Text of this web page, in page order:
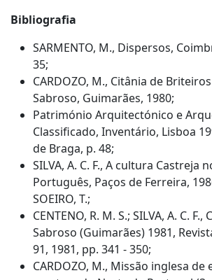
Bibliografia
SARMENTO, M., Dispersos,
35;
CARDOZO, M., Citânia de
Sabroso, Guimarães, 1980;
Património Arquitectónico e
Classificado, Inventário, Lisboa
de Braga, p. 48;
SILVA, A. C. F., A cultura Castreja
Português, Paços de Ferreira,
SOEIRO, T.;
CENTENO, R. M. S.; SILVA, A. C. F.,
Sabroso (Guimarães) 1981,
91, 1981, pp. 341 - 350;
CARDOZO, M., Missão inglesa de